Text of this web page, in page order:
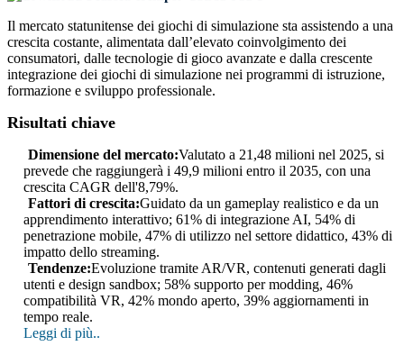
Il mercato statunitense dei giochi di simulazione sta assistendo a una
crescita costante, alimentata dall’elevato coinvolgimento dei
consumatori, dalle tecnologie di gioco avanzate e dalla crescente
integrazione dei giochi di simulazione nei programmi di istruzione,
formazione e sviluppo professionale.
Risultati chiave
Dimensione del mercato:Valutato a 21,48 milioni nel 2025, si
prevede che raggiungerà i 49,9 milioni entro il 2035, con una
crescita CAGR dell'8,79%.
Fattori di crescita:Guidato da un gameplay realistico e da un
apprendimento interattivo; 61% di integrazione AI, 54% di
penetrazione mobile, 47% di utilizzo nel settore didattico, 43% di
impatto dello streaming.
Tendenze:Evoluzione tramite AR/VR, contenuti generati dagli
utenti e design sandbox; 58% supporto per modding, 46%
compatibilità VR, 42% mondo aperto, 39% aggiornamenti in
tempo reale.
Leggi di più..